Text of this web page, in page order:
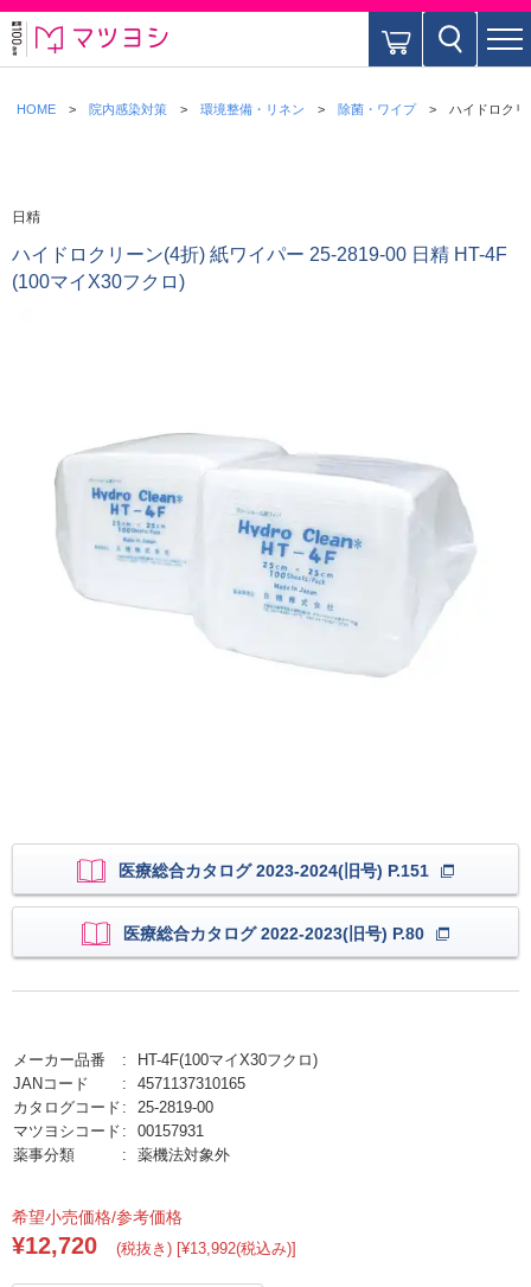
HOME 院内感染対策 環境整備・リネン 除菌・ワイプ ハイドロクリ
日精
ハイドロクリーン(4折) 紙ワイパー 25-2819-00 日精 HT-4F
(100マイX30フクロ)
医療総合カタログ 2023-2024(旧号) P.151
医療総合カタログ 2022-2023(旧号) P.80
メーカー品番
HT-4F(100マイX30フクロ)
JANコード
4571137310165
カタログコード
25-2819-00
マツヨシコード
00157931
薬事分類
薬機法対象外
希望小売価格/参考価格
¥12,720 (税抜き) [¥13,992(税込み)]